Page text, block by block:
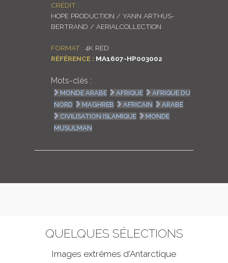
CRÉDIT :
HOPE PRODUCTION / YANN ARTHUS-
BERTRAND / AERIALCOLLECTION
FORMAT : 4K RED
RÉFÉRENCE : MA1607-HP003002
Mots-clés :
MONDE ARABE AFRIQUE
AFRIQUE DU
NORD
MAGHREB AFRICAIN
ARABE
CIVILISATION ISLAMIQUE
MONDE
MUSULMAN
QUELQUES SÉLECTIONS
Images extrêmes d'Antarctique